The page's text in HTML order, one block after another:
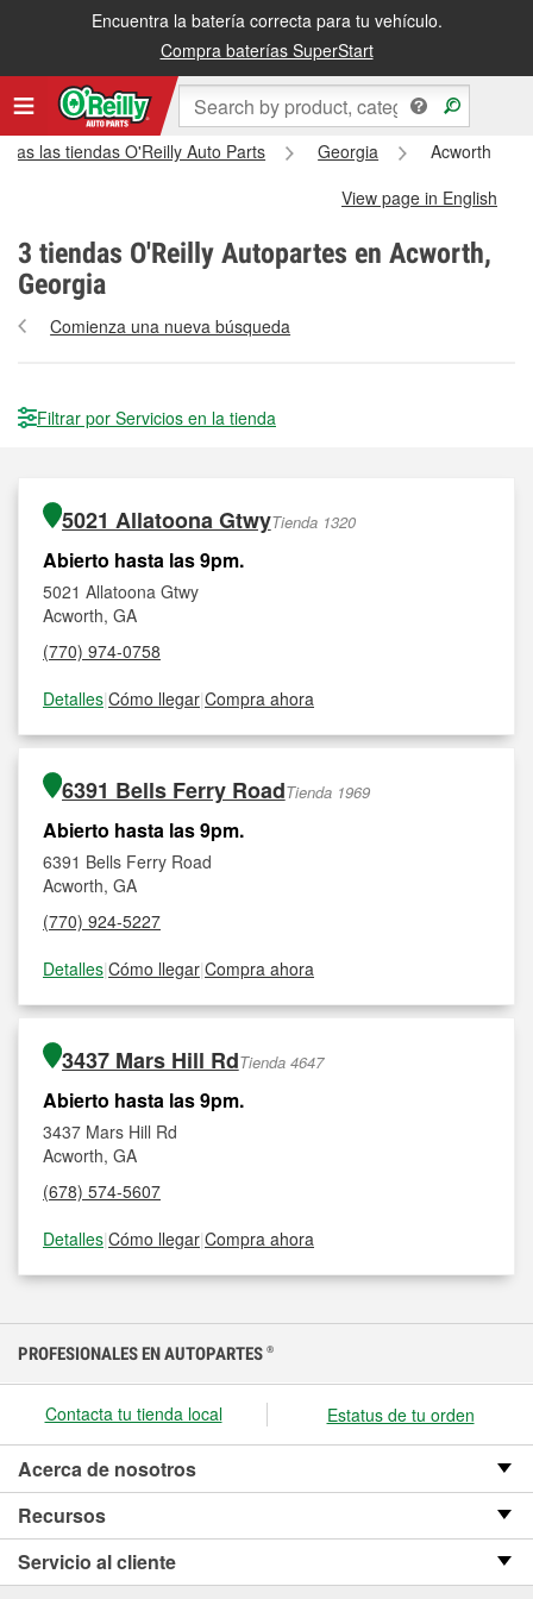
Encuentra la batería correcta para tu vehículo.
Compra baterías SuperStart
las tiendas O'Reilly Auto Parts Georgia
Acworth
View page in English
3 tiendas O'Reilly Autopartes en Acworth,
Georgia
Comienza una nueva búsqueda
Filtrar por Servicios en la tienda
5021 Allatoona GtwyTienda 1320
Abierto hasta las 9pm.
5021 Allatoona Gtwy
Acworth, GA
(770) 974-0758
Detalles|Cómo llegar|Compra ahora
6391 Bells Ferry RoadTienda 1969
Abierto hasta las 9pm.
6391 Bells Ferry Road
Acworth, GA
(770) 924-5227
Detalles|Cómo llegar|Compra ahora
3437 Mars Hill RdTienda 4647
Abierto hasta las 9pm.
3437 Mars Hill Rd
Acworth, GA
(678) 574-5607
Detalles|Cómo llegar|Compra ahora
PROFESIONALES EN AUTOPARTES ®
Contacta tu tienda local Estatus de tu orden
Acerca de nosotros
Recursos
Servicio al cliente